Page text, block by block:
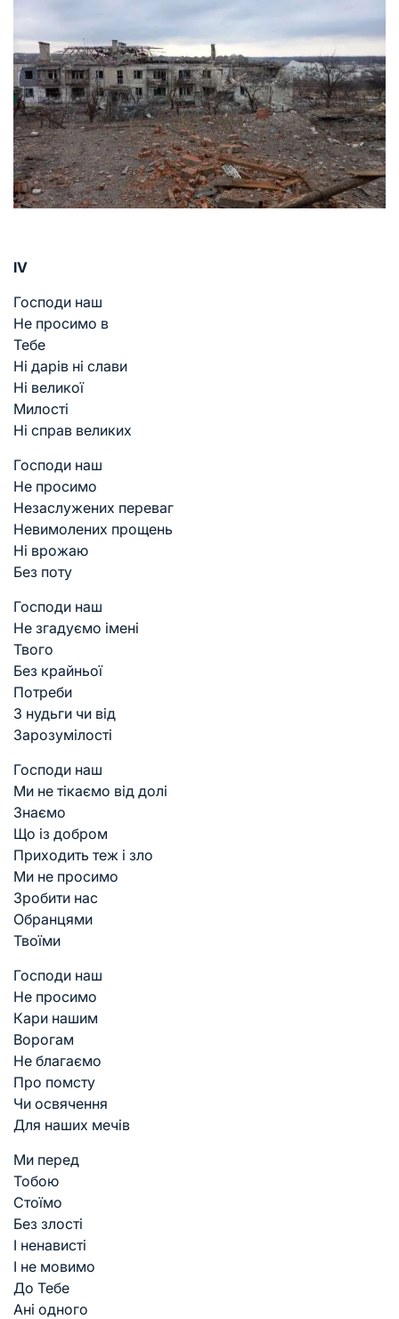
IV
Господи наш
Не просимо в
Тебе
Ні дарів ні слави
Ні великої
Милості
Ні справ великих
Господи наш
Не просимо
Незаслужених переваг
Невимолених прощень
Ні врожаю
Без поту
Господи наш
Не згадуємо імені
Твого
Без крайньої
Потреби
З нудьги чи від
Зарозумілості
Господи наш
Ми не тікаємо від долі
Знаємо
Що із добром
Приходить теж і зло
Ми не просимо
Зробити нас
Обранцями
Твоїми
Господи наш
Не просимо
Кари нашим
Ворогам
Не благаємо
Про помсту
Чи освячення
Для наших мечів
Ми перед
Тобою
Стоїмо
Без злості
І ненависті
І не мовимо
До Тебе
Ані одного